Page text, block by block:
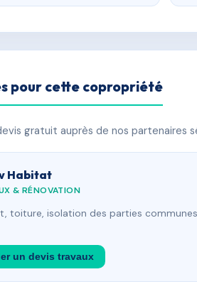
pour cette copropriété
gratuit auprès de nos partenaires
Habitat
& RÉNOVATION
toiture, isolation des parties
un devis travaux